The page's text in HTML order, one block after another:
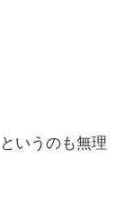
いうのも無理